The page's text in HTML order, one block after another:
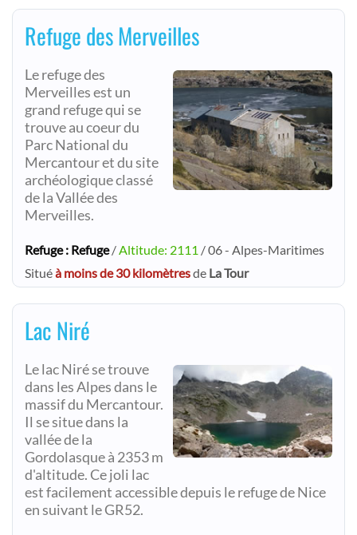
Refuge des Merveilles
Le refuge des
Merveilles est un
grand refuge qui se
trouve au coeur du
Parc National du
Mercantour et du site
archéologique classé
de la Vallée des
Merveilles.
Refuge : Refuge/ Altitude: 2111 / 06 - Alpes-Maritimes
Situéà moins de 30 kilomètresde La Tour
Lac Niré
Le lac Niré se trouve
dans les Alpes dans le
massif du Mercantour.
Il se situe dans la
vallée de la
Gordolasque à 2353 m
d'altitude. Ce joli lac
est facilement accessible depuis le refuge de Nice
en suivant le GR52.